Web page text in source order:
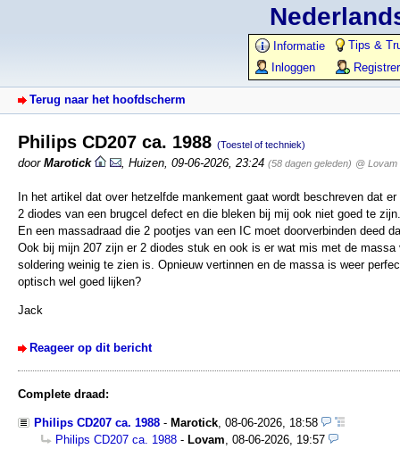
Informatie
Tips &
Inloggen
Terug naar het hoofdscherm
Philips CD207 ca. 1988 (Toestel of techniek)
door Marotick Huizen 09-06-2026, 23:24 (58 dagen geleden) @ Lovam
In het artikel dat over hetzelfde mankement gaat wordt beschreven dat
2 diodes van een brugcel defect en die bleken bij mij ook niet goed te zijn.
En een massadraad die 2 pootjes van een IC moet doorverbinden deed
Ook bij mijn 207 zijn er 2 diodes stuk en ook is er wat mis met de
soldering weinig te zien is. Opnieuw vertinnen en de massa is weer
optisch wel goed lijken?
Jack
Reageer op dit bericht
Complete draad:
Philips CD207 ca. 1988 - Marotick, 08-06-2026, 18:58
Philips CD207 ca. 1988 - Lovam, 08-06-2026, 19:57